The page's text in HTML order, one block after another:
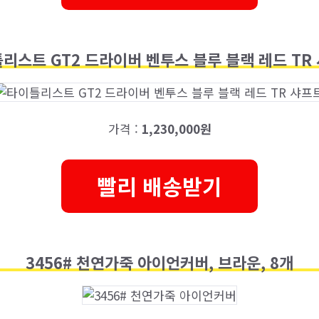
스트 GT2 드라이버 벤투스 블루 블랙 레드 TR
가격 : 1,230,000원
빨리 배송받기
3456# 천연가죽 아이언커버, 브라운, 8개